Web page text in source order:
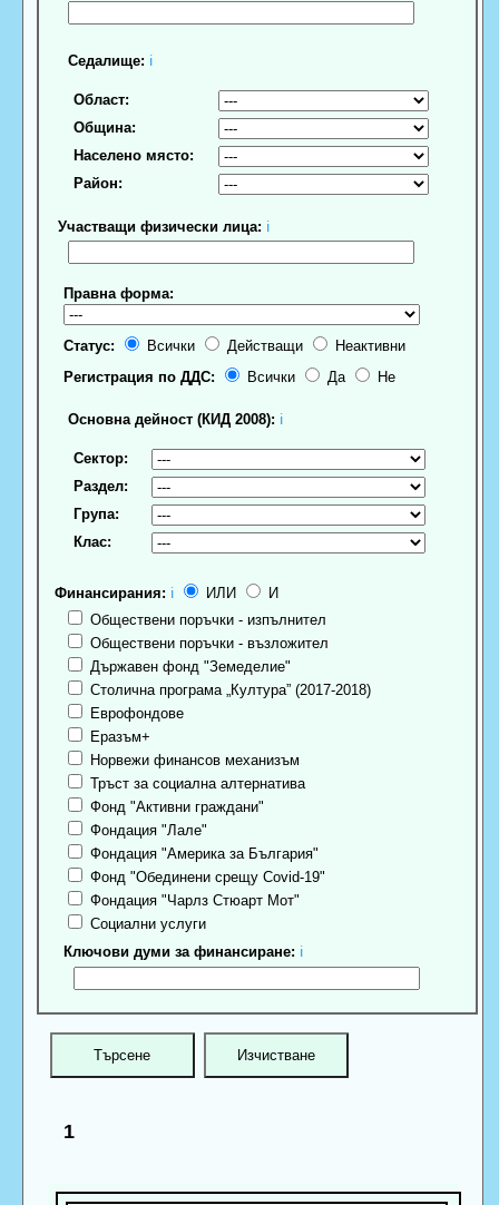
Седалище: ℹ
Област:
Община:
Населено място:
Район:
Участващи физически лица: ℹ
Правна форма:
Статус: Всички Действащи
Неактивни
Регистрация по ДДС:
Всички Да Не
Основна дейност (КИД 2008): ℹ
Сектор:
Раздел:
Група:
Клас:
Финансирания: ℹ ИЛИ
И
Обществени поръчки - изпълнител
Обществени поръчки - възложител
Държавен фонд "Земеделие"
Столична програма „Култура” (2017-2018)
Еврофондове
Еразъм+
Норвежи финансов механизъм
Тръст за социална алтернатива
Фонд "Активни граждани"
Фондация "Лале"
Фондация "Америка за България"
Фонд "Обединени срещу Covid-19"
Фондация "Чарлз Стюарт Мот"
Социални услуги
Ключови думи за финансиране: ℹ
1